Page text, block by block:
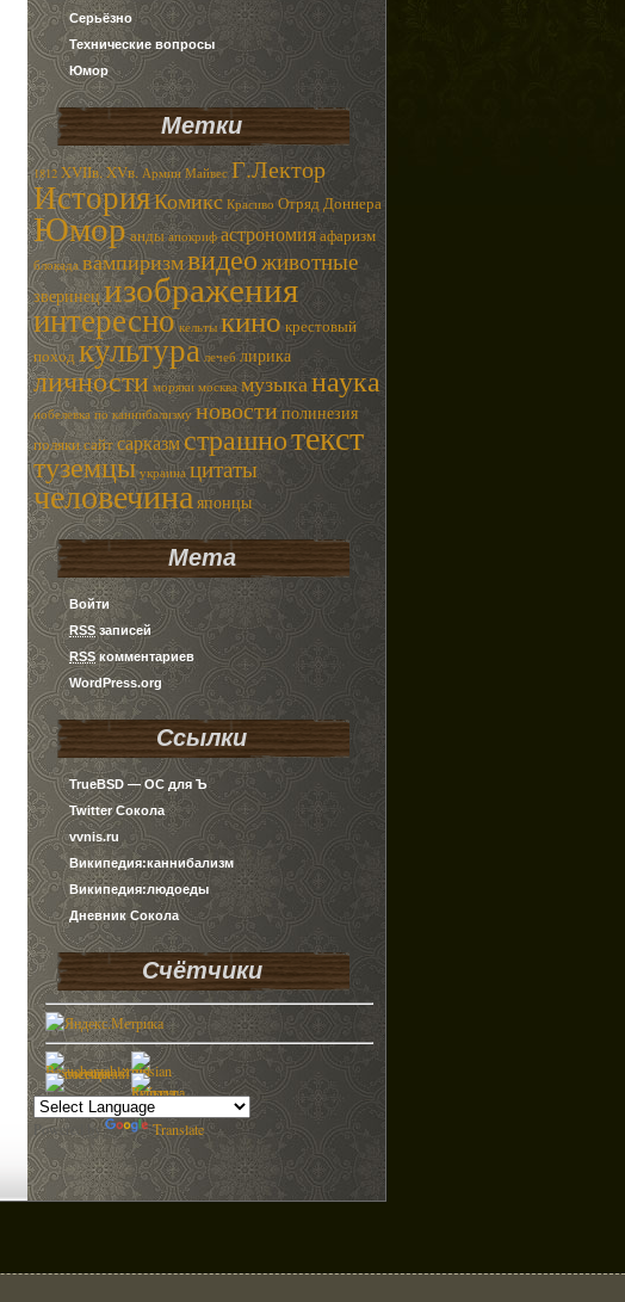
Серьёзно
Технические вопросы
Юмор
Метки
1812 XVIIв.XVв. Армин Майвес Г.Лектор
ИсторияКомикс Красиво Отряд Доннера
Юморанды апокриф астрономияафаризм
блокада вампиризмвидеоживотные
зверинецизображения
интересно кельты кино крестовый
поход культура лечеб лирика
личности моряки москва музыканаука
нобелевка по каннибализму новостиполинезия
полякисайтсарказмстрашнотекст
туземцы украина цитаты
человечинаяпонцы
Мета
Войти
RSSзаписей
RSSкомментариев
WordPress.org
Ссылки
TrueBSD — ОС для Ъ
Twitter Сокола
vvnis.ru
Википедия:каннибализм
Википедия:людоеды
Дневник Сокола
Счётчики
Powered by Translate